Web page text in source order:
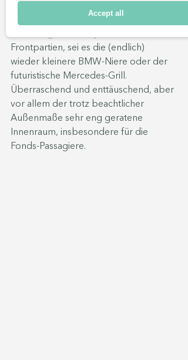
eines eher biederen "schon mal
gesehen" statt "Wow". Auffälligste
Frontpartien, sei es die (endlich)
wieder kleinere BMW-Niere oder der
futuristische Mercedes-Grill.
Überraschend und enttäuschend, aber
vor allem der trotz beachtlicher
Außenmaße sehr eng geratene
Innenraum, insbesondere für die
Fonds-Passagiere.
Accept all